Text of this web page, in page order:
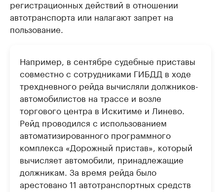
регистрационных действий в отношении
автотранспорта или налагают запрет на
пользование.
Например, в сентябре судебные приставы
совместно с сотрудниками ГИБДД в ходе
трехдневного рейда вычисляли должников-
автомобилистов на трассе и возле
торгового центра в Искитиме и Линево.
Рейд проводился с использованием
автоматизированного программного
комплекса «Дорожный пристав», который
вычисляет автомобили, принадлежащие
должникам. За время рейда было
арестовано 11 автотранспортных средств